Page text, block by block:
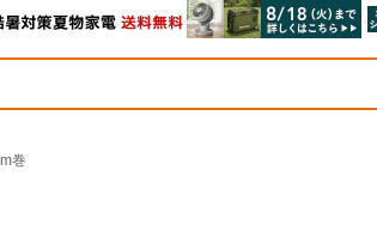
巻